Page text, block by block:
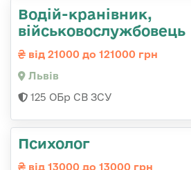
Водій-кранівник,
військовослужбовець
від 21000 до 121000 грн
Львів
125 ОБр СВ ЗСУ
Психолог
від 13000 до 13000 грн